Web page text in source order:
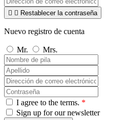
  Restablecer la contraseña
Nuevo registro de cuenta
Mr. Mrs.
I agree to the terms. *
Sign up for our newsletter